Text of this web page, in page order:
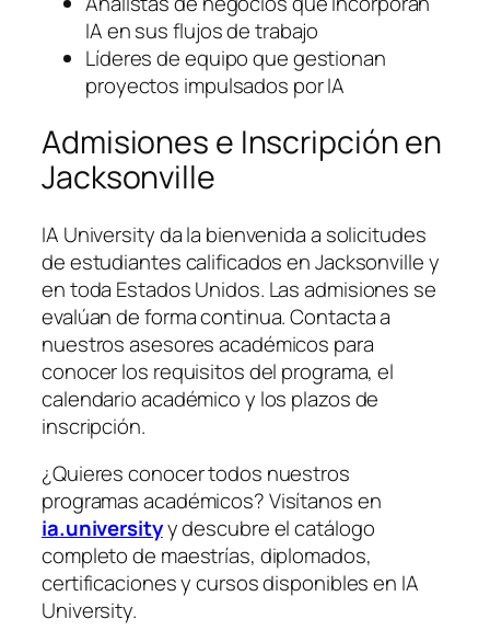
IA en sus flujos de trabajo
Líderes de equipo que gestionan
proyectos impulsados por IA
Admisiones e Inscripción en
Jacksonville
IA University da la bienvenida a solicitudes
de estudiantes calificados en Jacksonville y
en toda Estados Unidos. Las admisiones se
evalúan de forma continua. Contacta a
nuestros asesores académicos para
conocer los requisitos del programa, el
calendario académico y los plazos de
inscripción.
¿Quieres conocer todos nuestros
programas académicos? Visítanos en
ia.universityy descubre el catálogo
completo de maestrías, diplomados,
certificaciones y cursos disponibles en IA
University.